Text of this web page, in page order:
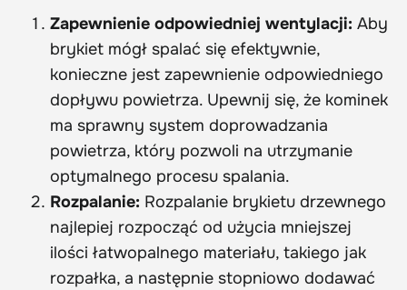
Zapewnienie odpowiedniej wentylacji: Aby
brykiet mógł spalać się efektywnie,
konieczne jest zapewnienie odpowiedniego
dopływu powietrza. Upewnij się, że kominek
ma sprawny system doprowadzania
powietrza, który pozwoli na utrzymanie
optymalnego procesu spalania.
Rozpalanie: Rozpalanie brykietu drzewnego
najlepiej rozpocząć od użycia mniejszej
ilości łatwopalnego materiału, takiego jak
rozpałka, a następnie stopniowo dodawać